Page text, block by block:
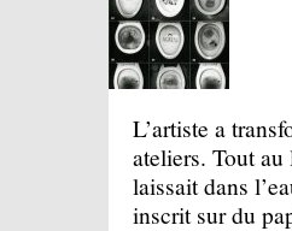
L’artiste a
ateliers. Tout
laissait dans
inscrit sur du